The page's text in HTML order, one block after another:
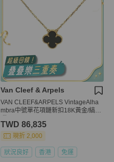
Van Cleef & Arpels
VAN CLEEF&ARPELS VintageAlha
mbra中號單花項鏈新扣18K黃金/縞瑪
TWD 86,835
現折 2,000
狀況良好 香港 免運